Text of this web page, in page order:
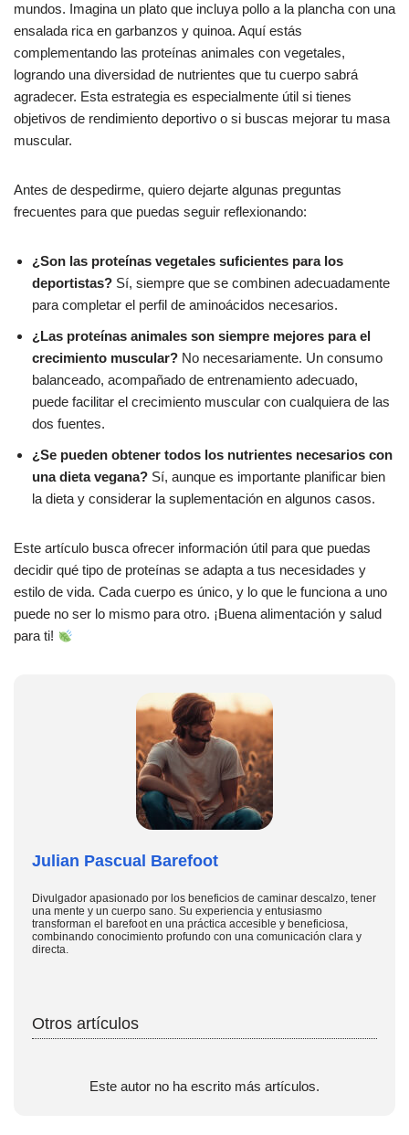
mundos. Imagina un plato que incluya pollo a la plancha con una
ensalada rica en garbanzos y quinoa. Aquí estás
complementando las proteínas animales con vegetales,
logrando una diversidad de nutrientes que tu cuerpo sabrá
agradecer. Esta estrategia es especialmente útil si tienes
objetivos de rendimiento deportivo o si buscas mejorar tu masa
muscular.
Antes de despedirme, quiero dejarte algunas preguntas
frecuentes para que puedas seguir reflexionando:
¿Son las proteínas vegetales suficientes para los
deportistas? Sí, siempre que se combinen adecuadamente
para completar el perfil de aminoácidos necesarios.
¿Las proteínas animales son siempre mejores para el
crecimiento muscular? No necesariamente. Un consumo
balanceado, acompañado de entrenamiento adecuado,
puede facilitar el crecimiento muscular con cualquiera de las
dos fuentes.
¿Se pueden obtener todos los nutrientes necesarios con
una dieta vegana? Sí, aunque es importante planificar bien
la dieta y considerar la suplementación en algunos casos.
Este artículo busca ofrecer información útil para que puedas
decidir qué tipo de proteínas se adapta a tus necesidades y
estilo de vida. Cada cuerpo es único, y lo que le funciona a uno
puede no ser lo mismo para otro. ¡Buena alimentación y salud
para ti!
Julian Pascual Barefoot
Divulgador apasionado por los beneficios de caminar descalzo, tener
una mente y un cuerpo sano. Su experiencia y entusiasmo
transforman el barefoot en una práctica accesible y beneficiosa,
combinando conocimiento profundo con una comunicación clara y
directa.
Otros artículos
Este autor no ha escrito más artículos.